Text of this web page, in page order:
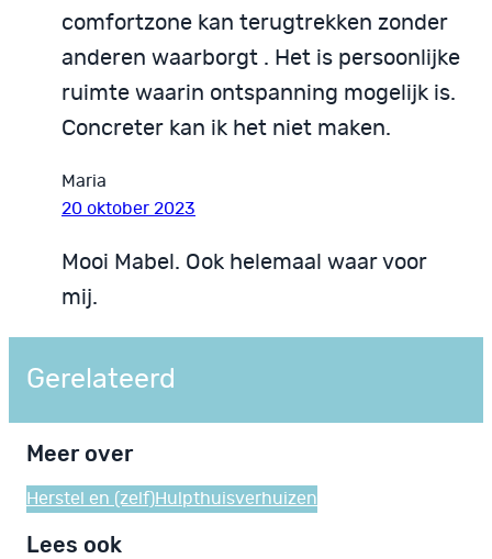
comfortzone kan terugtrekken zonder
anderen waarborgt . Het is persoonlijke
ruimte waarin ontspanning mogelijk is.
Concreter kan ik het niet maken.
Maria
20 oktober 2023
Mooi Mabel. Ook helemaal waar voor
mij.
Gerelateerd
Meer over
Herstel en (zelf)Hulpthuisverhuizen
Lees ook